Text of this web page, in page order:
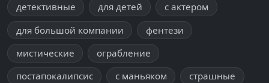
детективные
для детей
с актером
для большой компании
фентези
мистические
ограбление
постапокалипсис
с маньяком
страшные